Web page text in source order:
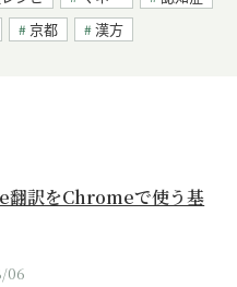
京都 漢方
翻訳をChromeで使う基
06